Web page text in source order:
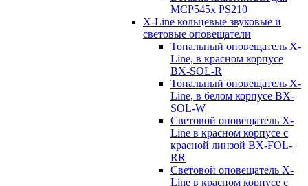
MCP545х PS210
X-Line кольцевые звуковые и
световые оповещатели
Тональный оповещатель X-
Line, в красном корпусе
BX-SOL-R
Тональный оповещатель X-
Line, в белом корпусе BX-
SOL-W
Световой оповещатель X-
Line в красном корпусе с
красной линзой BX-FOL-
RR
Световой оповещатель X-
Line в красном корпусе с